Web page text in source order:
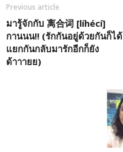
Previous article
มารู้จักกับ 离合词 [líhécí]
กานนน!! (รักกันอยู่ด้วยกันก็ได้
แยกกันกลับมารักอีกก็ยัง
ด้าาายย)